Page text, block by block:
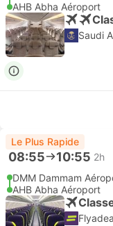
AHB Abha Aéroport
Saudi
Le Plus Rapide
08:55 10:55 2h
DMM Dammam
AHB Abha Aéroport